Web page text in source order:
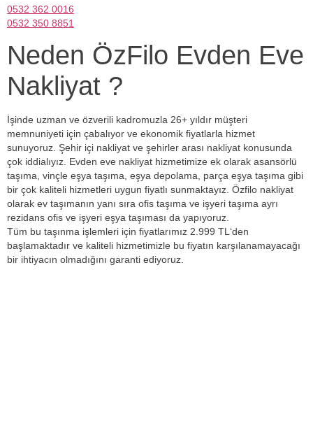
0532 362 0016
0532 350 8851
Neden ÖzFilo Evden Eve
Nakliyat ?
İşinde uzman ve özverili kadromuzla 26+ yıldır müşteri
memnuniyeti için çabalıyor ve ekonomik fiyatlarla hizmet
sunuyoruz. Şehir içi nakliyat ve şehirler arası nakliyat konusunda
çok iddialıyız. Evden eve nakliyat hizmetimize ek olarak asansörlü
taşıma, vinçle eşya taşıma, eşya depolama, parça eşya taşıma gibi
bir çok kaliteli hizmetleri uygun fiyatlı sunmaktayız. Özfilo nakliyat
olarak ev taşımanın yanı sıra ofis taşıma ve işyeri taşıma ayrı
rezidans ofis ve işyeri eşya taşıması da yapıyoruz.
Tüm bu taşınma işlemleri için fiyatlarımız 2.999 TL‘den
başlamaktadır ve kaliteli hizmetimizle bu fiyatın karşılanamayacağı
bir ihtiyacın olmadığını garanti ediyoruz.